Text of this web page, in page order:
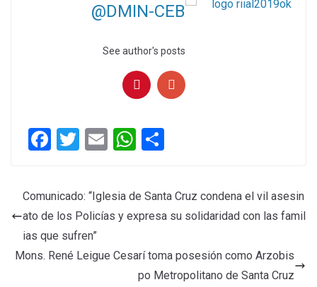
@DMIN-CEB
See author's posts
F
b
o
o
T
tt
er
E
W
s
A
p
p
p
tir
Comunicado: “Iglesia de Santa Cruz condena el vil asesin
ato de los Policías y expresa su solidaridad con las famil
ias que sufren”
Mons. René Leigue Cesarí toma posesión como Arzobis
po Metropolitano de Santa Cruz